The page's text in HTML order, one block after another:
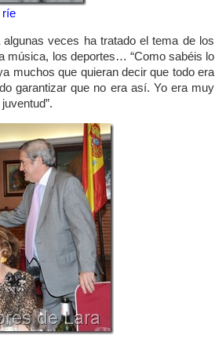
ríe
veces ha tratado el tema de los
música, los deportes… “Como sabéis lo
muchos que quieran decir que todo era
garantizar que no era así. Yo era muy